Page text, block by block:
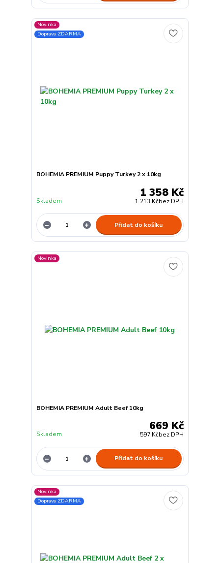
Novinka
Doprava ZDARMA
BOHEMIA PREMIUM Puppy Turkey 2 x 10kg
1 358 Kč
1 213 Kčbez DPH
Skladem
Přidat do košíku
Novinka
BOHEMIA PREMIUM Adult Beef 10kg
669 Kč
597 Kčbez DPH
Skladem
Přidat do košíku
Novinka
Doprava ZDARMA